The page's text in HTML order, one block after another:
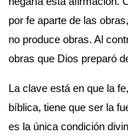
por fe aparte de las
no produce obras. Al
obras que Dios preparó
La clave está en que la
bíblica, tiene que ser la
es la única condición